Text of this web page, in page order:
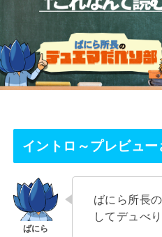
イントロ～プレビュー
ばにら所長
してデュべり